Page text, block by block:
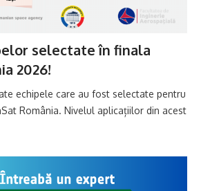
selectate în finala
2026!
echipele care au fost selectate pentru
România. Nivelul aplicațiilor din acest